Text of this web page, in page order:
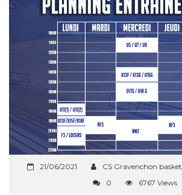
21/06/2021 CS Gravenchon basket
0
6767 Views